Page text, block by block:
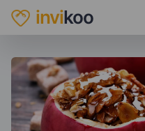
invikoo